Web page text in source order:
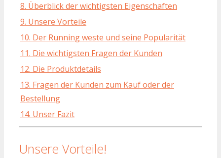
8. Überblick der wichtigsten Eigenschaften
9. Unsere Vorteile
10. Der Running weste und seine Popularität
11. Die wichtigsten Fragen der Kunden
12. Die Produktdetails
13. Fragen der Kunden zum Kauf oder der
Bestellung
14. Unser Fazit
Unsere Vorteile!